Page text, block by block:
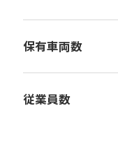
保有車両数
従業員数